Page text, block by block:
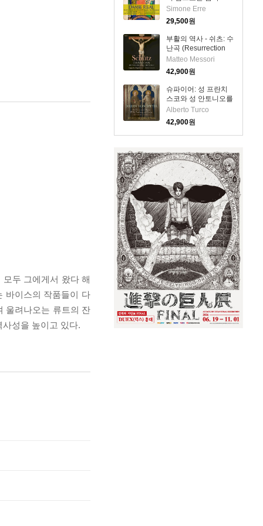
('Danse Real' Dance
Music On Gemshorn
From the 12 - 17th
Centuries)(CD) -
Simone Erre
Simone Erre
29,500원
부활의 역사 - 쉬츠: 수
난곡 (Resurrection
History - Schutz:
Passions) (4CD) -
Matteo Messori
Matteo Messori
42,900원
슈파이어: 성 프란치
스코와 성 안토니오를
위한 운문 기도 (Von
Speyer: St. Francis of
Assisi & St. Anthony
of Padua, Rhymed
Alberto Turco
Alberto Turco
42,900원
두 그에게서 왔다 해
바이스의 작품들이 다
울려나오는 류트의 잔
성을 높이고 있다.